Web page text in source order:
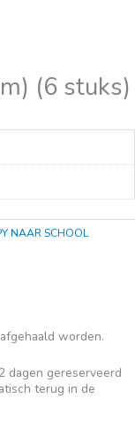
(6 stuks)
NAAR SCHOOL
worden.
dagen gereserveerd
terug in de